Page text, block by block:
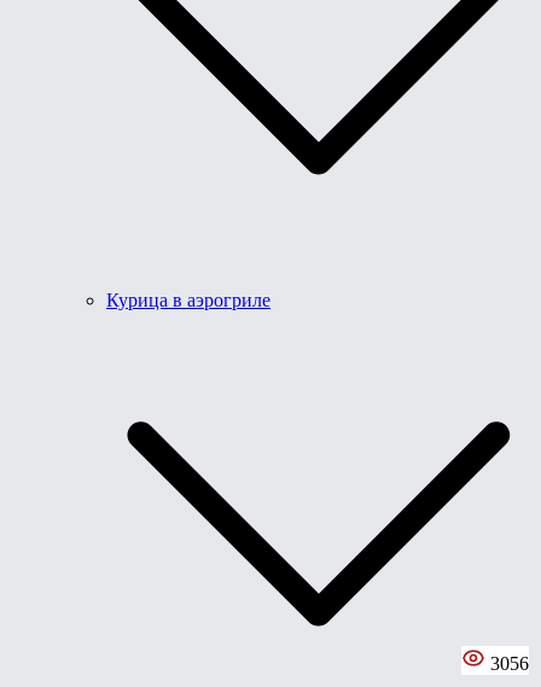
Курица в аэрогриле
3056